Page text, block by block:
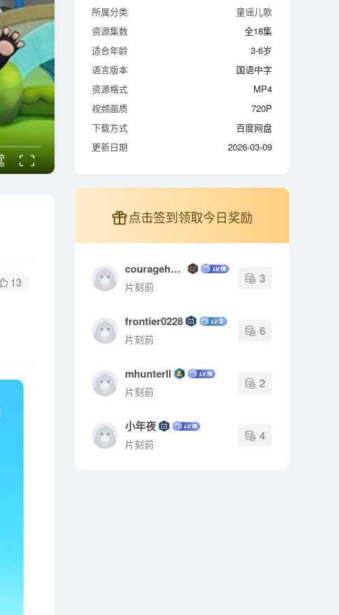
13
资源集数
全18集
适合年龄
3-6岁
语言版本
国语中字
资源格式
MP4
视频画质
720P
下载方式
百度网盘
更新日期
2026-03-09
所属分类
童谣儿歌
资源集数
全18集
适合年龄
3-6岁
语言版本
国语中字
资源格式
MP4
视频画质
720P
下载方式
百度网盘
更新日期
2026-03-09
点击签到领取今日奖励
couragehong
片刻前
3
frontier0228
片刻前
6
mhunterll
片刻前
2
小年夜
片刻前
4